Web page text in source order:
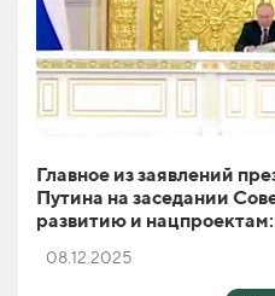
Главное из заявлений
Путина на заседании
развитию и нацпроектам:
08.12.2025